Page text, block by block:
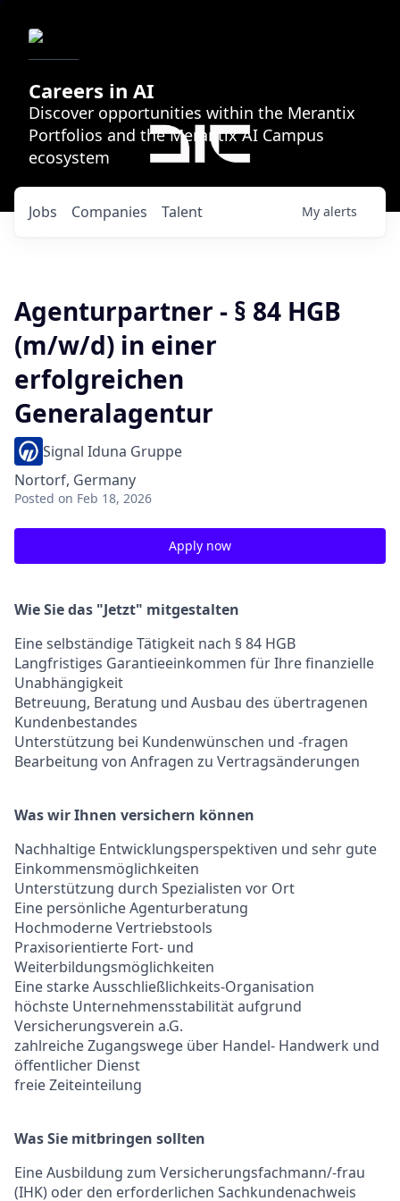
Careers in AI
Discover opportunities within the Merantix
Portfolios and the Merantix AI Campus
ecosystem
Jobs Companies Talent My alerts
Agenturpartner - § 84 HGB
(m/w/d) in einer
erfolgreichen
Generalagentur
Signal Iduna Gruppe
Nortorf, Germany
Posted on Feb 18, 2026
Apply now
Wie Sie das "Jetzt" mitgestalten
Eine selbständige Tätigkeit nach § 84 HGB
Langfristiges Garantieeinkommen für Ihre finanzielle
Unabhängigkeit
Betreuung, Beratung und Ausbau des übertragenen
Kundenbestandes
Unterstützung bei Kundenwünschen und -fragen
Bearbeitung von Anfragen zu Vertragsänderungen
Was wir Ihnen versichern können
Nachhaltige Entwicklungsperspektiven und sehr gute
Einkommensmöglichkeiten
Unterstützung durch Spezialisten vor Ort
Eine persönliche Agenturberatung
Hochmoderne Vertriebstools
Praxisorientierte Fort- und
Weiterbildungsmöglichkeiten
Eine starke Ausschließlichkeits-Organisation
höchste Unternehmensstabilität aufgrund
Versicherungsverein a.G.
zahlreiche Zugangswege über Handel- Handwerk und
öffentlicher Dienst
freie Zeiteinteilung
Was Sie mitbringen sollten
Eine Ausbildung zum Versicherungsfachmann/-frau
(IHK) oder den erforderlichen Sachkundenachweis